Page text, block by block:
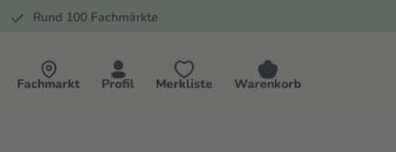
Rund 100 Fachmärkte
Fachmarkt Profil Merkliste Warenkorb